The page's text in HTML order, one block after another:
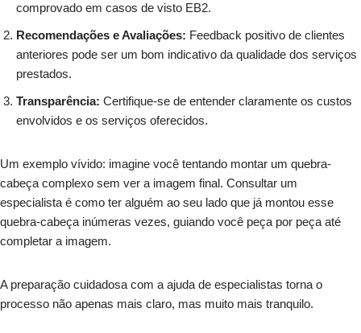
comprovado em casos de visto EB2.
Recomendações e Avaliações: Feedback positivo de clientes
anteriores pode ser um bom indicativo da qualidade dos serviços
prestados.
Transparência: Certifique-se de entender claramente os custos
envolvidos e os serviços oferecidos.
Um exemplo vívido: imagine você tentando montar um quebra-
cabeça complexo sem ver a imagem final. Consultar um
especialista é como ter alguém ao seu lado que já montou esse
quebra-cabeça inúmeras vezes, guiando você peça por peça até
completar a imagem.
A preparação cuidadosa com a ajuda de especialistas torna o
processo não apenas mais claro, mas muito mais tranquilo.